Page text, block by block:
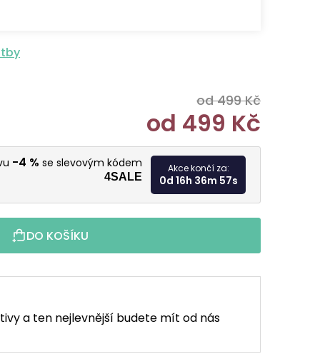
od 499 Kč
od 499 Kč
Měrná
-4 % se slevovým kódem
4SALE
Akce končí za:
0d 16h 36m 56s
DO KOŠÍKU
a ten nejlevnější budete mít od nás